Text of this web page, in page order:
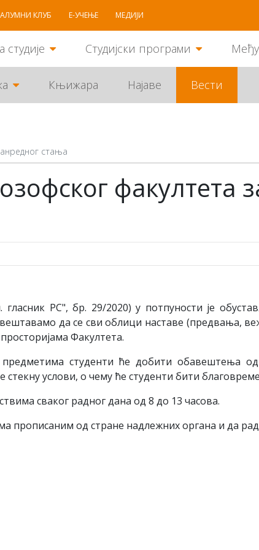
АЛУМНИ КЛУБ Е-УЧЕЊЕ МЕДИЈИ
Студијски програми
Књижара Најаве Вести
стања
факултета
РС", бр. 29/2020) у потпуности је
да се сви облици наставе (предвања,
Факултета.
студенти ће добити обавештења од
стекну услови, о чему ће студенти бити
сваког радног дана од 8 до 13 часова.
прописаним од стране надлежних органа и да